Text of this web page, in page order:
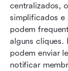
centralizados,
simplificados e
podem
alguns cliques.
podem enviar
notificar